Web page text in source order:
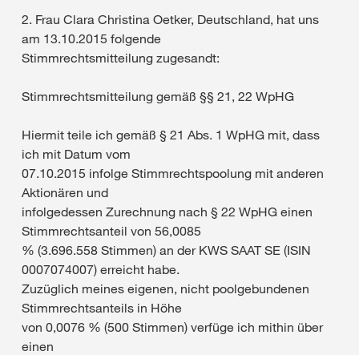
2. Frau Clara Christina Oetker, Deutschland, hat uns
am 13.10.2015 folgende
Stimmrechtsmitteilung zugesandt:
Stimmrechtsmitteilung gemäß §§ 21, 22 WpHG
Hiermit teile ich gemäß § 21 Abs. 1 WpHG mit, dass
ich mit Datum vom
07.10.2015 infolge Stimmrechtspoolung mit anderen
Aktionären und
infolgedessen Zurechnung nach § 22 WpHG einen
Stimmrechtsanteil von 56,0085
% (3.696.558 Stimmen) an der KWS SAAT SE (ISIN
0007074007) erreicht habe.
Zuzüglich meines eigenen, nicht poolgebundenen
Stimmrechtsanteils in Höhe
von 0,0076 % (500 Stimmen) verfüge ich mithin über
einen